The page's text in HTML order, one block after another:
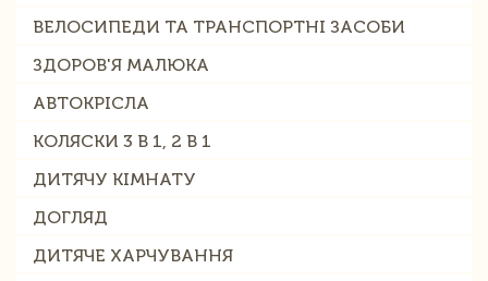
ВЕЛОСИПЕДИ ТА ТРАНСПОРТНІ ЗАСОБИ
ЗДОРОВ'Я МАЛЮКА
АВТОКРІСЛА
КОЛЯСКИ 3 В 1, 2 В 1
ДИТЯЧУ КІМНАТУ
ДОГЛЯД
ДИТЯЧЕ ХАРЧУВАННЯ